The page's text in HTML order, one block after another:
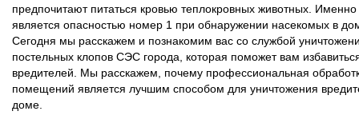
предпочитают питаться кровью теплокровных животных. Именно
является опасностью номер 1 при обнаружении насекомых в
Сегодня мы расскажем и познакомим вас со службой
постельных клопов СЭС города, которая поможет вам
вредителей. Мы расскажем, почему профессиональная
помещений является лучшим способом для уничтожения
доме.